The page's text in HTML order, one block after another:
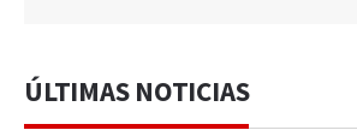
ÚLTIMAS NOTICIAS